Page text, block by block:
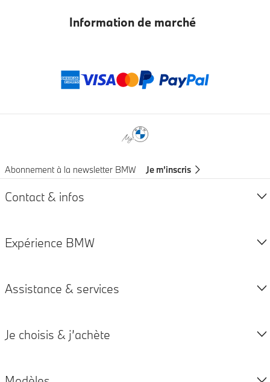
Information de marché
Modes de